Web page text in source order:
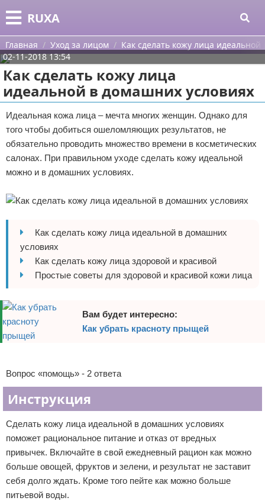
RUXA
Меню
Главная
Категории
Уход за кожей
Одежда
Шоппинг
Подарки
Украшения
Косметика
Уход за волосами
Уход за ногтями
Макияж
СПА процедуры
Прически
Разное
Уход за лицом
Хирургия
Поиск
О проекте
Контакты
Сотрудничество
Размещение рекламы
Для правообладателей
Условия предоставления информации
Отказ от ответственности
Главная Уход за лицом
Как сделать кожу лица
02-11-2018 13:54
Как сделать кожу лица
идеальной в домашних условиях
Идеальная кожа лица – мечта многих женщин. Однако для
того чтобы добиться ошеломляющих результатов, не
обязательно проводить множество времени в косметических
салонах. При правильном уходе сделать кожу идеальной
можно и в домашних условиях.
Как сделать кожу лица идеальной в домашних
условиях
Как сделать кожу лица здоровой и красивой
Простые советы для здоровой и красивой кожи лица
Вам будет интересно:
Как убрать красноту прыщей
Вопрос «помощь» - 2 ответа
Инструкция
Сделать кожу лица идеальной в домашних условиях
поможет рациональное питание и отказ от вредных
привычек. Включайте в свой ежедневный рацион как можно
больше овощей, фруктов и зелени, и результат не заставит
себя долго ждать. Кроме того пейте как можно больше
питьевой воды.